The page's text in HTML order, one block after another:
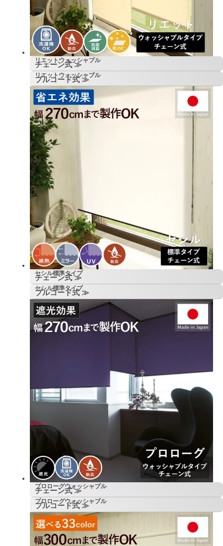
リエットウォッシャブル
チェーン式 ≫
リエットウォッシャブル
プルコード式 ≫
セシル標準タイプ
チェーン式 ≫
セシル標準タイプ
プルコード式 ≫
プロローグウォッシャブル
チェーン式 ≫
プロローグウォッシャブル
プルコード式 ≫